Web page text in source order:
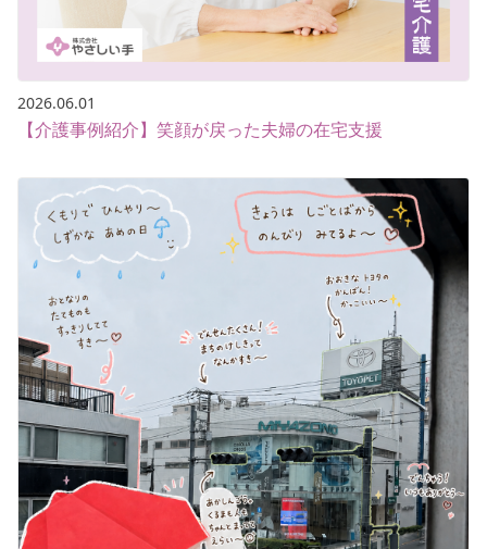
2026.06.01
【介護事例紹介】笑顔が戻った夫婦の在宅支援